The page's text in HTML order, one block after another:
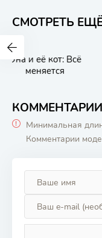
СМОТРЕТЬ
Я очень тебя
люблю
КОММЕНТАРИИ
Минимальная
Комментарии